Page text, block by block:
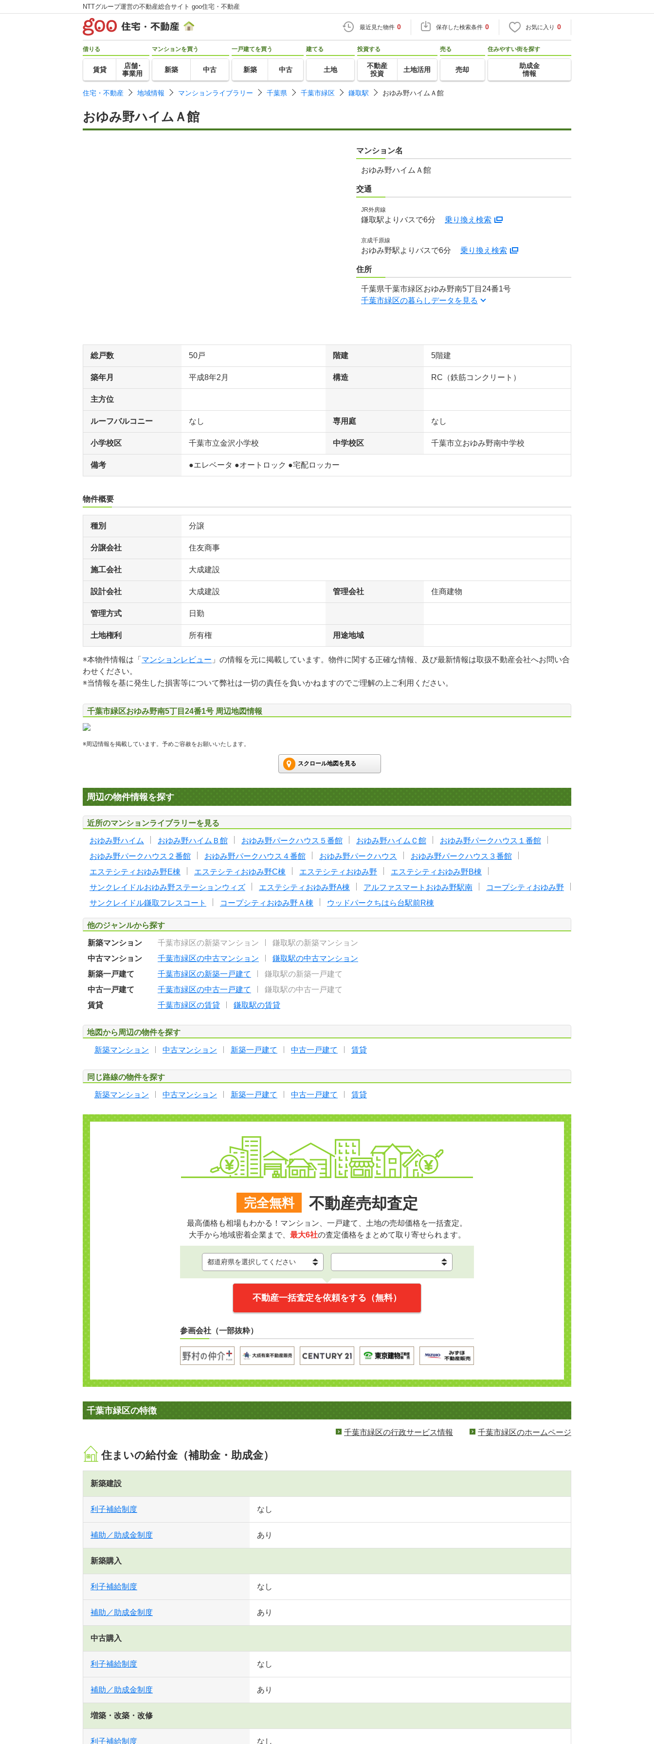
NTTグループ運営の不動産総合サイト goo住宅・不動産
最近見た物件 0 保存した検索条件 0 お気に入り 0
借りる
賃貸
店舗･
事業用
マンションを買う
新築 中古
一戸建てを買う
新築 中古
建てる
土地
投資する
不動産
投資
土地活用
売る
売却
住みやすい街を探す
助成金
情報
住宅・不動産 地域情報 マンションライブラリー 千葉県 千葉市緑区 鎌取駅 おゆみ野ハイムＡ館
おゆみ野ハイムＡ館
マンション名
おゆみ野ハイムＡ館
交通
JR外房線
鎌取駅よりバスで6分 乗り換え検索
京成千原線
おゆみ野駅よりバスで6分 乗り換え検索
住所
千葉県千葉市緑区おゆみ野南5丁目24番1号
千葉市緑区の暮らしデータを見る
総戸数 50戸 階建 5階建
築年月 平成8年2月 構造 RC（鉄筋コンクリート）
主方位
ルーフバルコニー なし 専用庭 なし
小学校区 千葉市立金沢小学校 中学校区 千葉市立おゆみ野南中学校
備考 ●エレベータ ●オートロック ●宅配ロッカー
物件概要
種別 分譲
分譲会社 住友商事
施工会社 大成建設
設計会社 大成建設 管理会社 住商建物
管理方式 日勤
土地権利 所有権 用途地域
※本物件情報は「 マンションレビュー 」の情報を元に掲載しています。物件に関する正確な情報、及び最新情報は取扱不動産会社へお問い合
わせください。
※当情報を基に発生した損害等について弊社は一切の責任を負いかねますのでご理解の上ご利用ください。
千葉市緑区おゆみ野南5丁目24番1号 周辺地図情報
※周辺情報を掲載しています。予めご容赦をお願いいたします。
スクロール地図を見る
周辺の物件情報を探す
近所のマンションライブラリーを見る
おゆみ野ハイム おゆみ野ハイムＢ館 おゆみ野パークハウス５番館 おゆみ野ハイムＣ館
おゆみ野パークハウス１番館
おゆみ野パークハウス２番館
おゆみ野パークハウス４番館 おゆみ野パークハウス
おゆみ野パークハウス３番館
エステシティおゆみ野E棟
エステシティおゆみ野C棟 エステシティおゆみ野
エステシティおゆみ野B棟
サンクレイドルおゆみ野ステーションウィズ
エステシティおゆみ野A棟 アルファスマートおゆみ野駅南
コープシティおゆみ野
サンクレイドル鎌取フレスコート
コープシティおゆみ野Ａ棟 ウッドパークちはら台駅前R棟
他のジャンルから探す
新築マンション 千葉市緑区の新築マンション
鎌取駅の新築マンション
中古マンション
千葉市緑区の中古マンション
鎌取駅の中古マンション
新築一戸建て
千葉市緑区の新築一戸建て
鎌取駅の新築一戸建て
中古一戸建て
千葉市緑区の中古一戸建て
鎌取駅の中古一戸建て
賃貸
千葉市緑区の賃貸 鎌取駅の賃貸
地図から周辺の物件を探す
新築マンション 中古マンション 新築一戸建て 中古一戸建て 賃貸
同じ路線の物件を探す
新築マンション 中古マンション 新築一戸建て 中古一戸建て 賃貸
完全無料 不動産売却査定
最高価格も相場もわかる！マンション、一戸建て、土地の売却価格を一括査定。
大手から地域密着企業まで、 最大6社の査定価格をまとめて取り寄せられます。
不動産一括査定を依頼をする（無料）
参画会社（一部抜粋）
千葉市緑区の特徴
千葉市緑区の行政サービス情報 千葉市緑区のホームページ
住まいの給付金（補助金・助成金）
新築建設
利子補給制度 なし
補助／助成金制度 あり
新築購入
利子補給制度 なし
補助／助成金制度 あり
中古購入
利子補給制度 なし
補助／助成金制度 あり
増築・改築・改修
利子補給制度 なし